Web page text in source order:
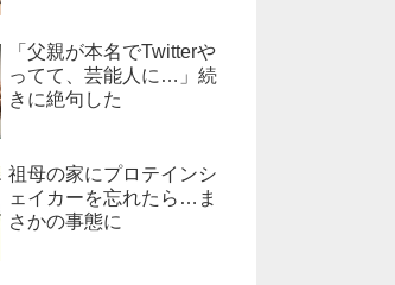
「父親が本名でTwitterや
ってて、芸能人に…」続
きに絶句した
祖母の家にプロテインシ
ェイカーを忘れたら…ま
さかの事態に